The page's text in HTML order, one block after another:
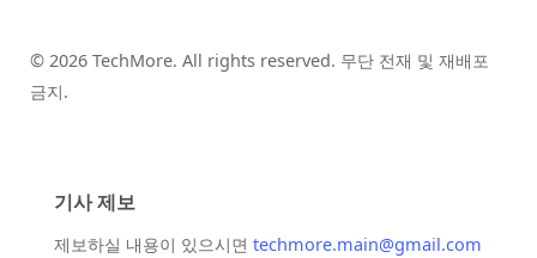
© 2026 TechMore. All rights reserved. 무단 전재 및 재배포
금지.
기사 제보
제보하실 내용이 있으시면 techmore.main@gmail.com